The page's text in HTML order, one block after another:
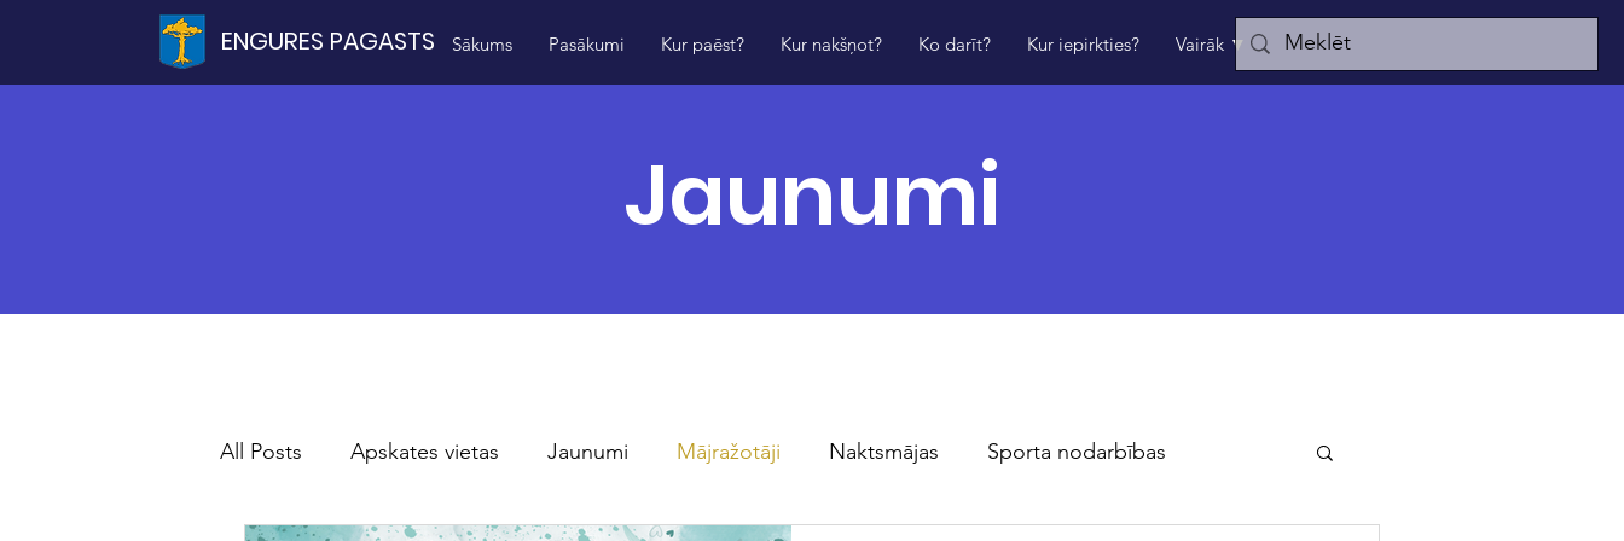
ENGURES PAGASTS Sākums Pasākumi Kur paēst? Kur nakšņot? Ko darīt? Kur iepirkties? Vairāk ▼
Jaunumi
All Posts Apskates vietas Jaunumi Mājražotāji Naktsmājas Sporta nodarbības